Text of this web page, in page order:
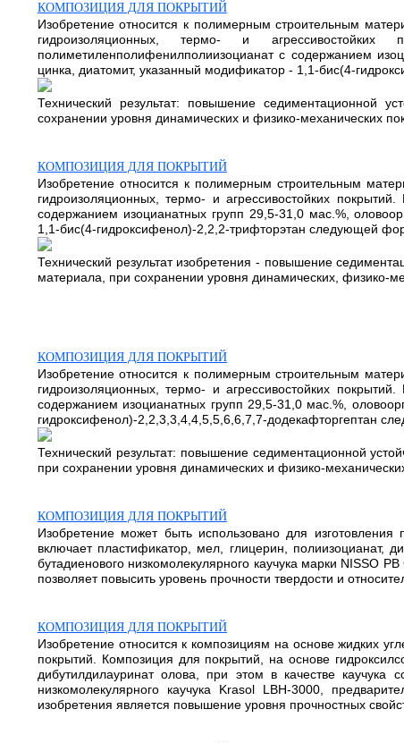
КОМПОЗИЦИЯ ДЛЯ ПОКРЫТИЙ
Изобретение относится к полимерным строительным
гидроизоляционных, термо- и
полиметиленполифенилполиизоцианат с содержанием
цинка, диатомит, указанный модификатор - 1,1-бис(4-
Технический результат: повышение седиментационной
сохранении уровня динамических и физико-механических
КОМПОЗИЦИЯ ДЛЯ ПОКРЫТИЙ
Изобретение относится к полимерным строительным
гидроизоляционных, термо- и агрессивостойких
содержанием изоцианатных групп 29,5-31,0 мас.%,
1,1-бис(4-гидроксифенол)-2,2,2-трифторэтан следующей
Технический результат изобретения - повышение
материала, при сохранении уровня динамических, физико-
КОМПОЗИЦИЯ ДЛЯ ПОКРЫТИЙ
Изобретение относится к полимерным строительным
гидроизоляционных, термо- и агрессивостойких
содержанием изоцианатных групп 29,5-31,0 мас.%,
гидроксифенол)-2,2,3,3,4,4,5,5,6,6,7,7-додекафторгептан
Технический результат: повышение седиментационной
при сохранении уровня динамических и физико-
КОМПОЗИЦИЯ ДЛЯ ПОКРЫТИЙ
Изобретение может быть использовано для
включает пластификатор, мел, глицерин, полиизоцианат,
бутадиенового низкомолекулярного каучука марки NISSO
позволяет повысить уровень прочности твердости и
КОМПОЗИЦИЯ ДЛЯ ПОКРЫТИЙ
Изобретение относится к композициям на основе жидких
покрытий. Композиция для покрытий, на основе
дибутилдилауринат олова, при этом в качестве каучука
низкомолекулярного каучука Krasol LBH-3000,
изобретения является повышение уровня прочностных